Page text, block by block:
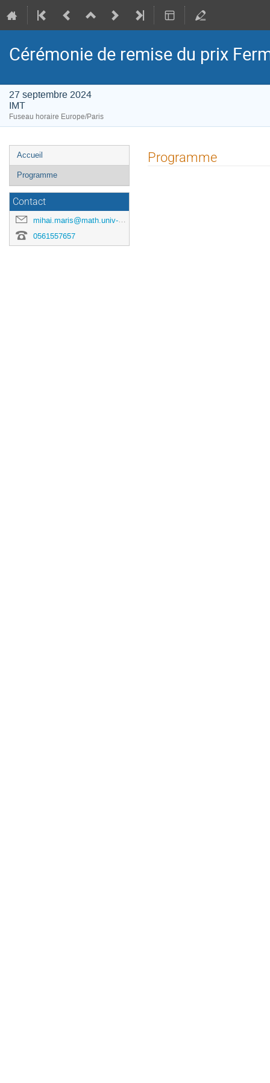
Cérémonie de remise du prix
27 septembre 2024
IMT
Fuseau horaire Europe/Paris
Menu
de
l'événement
Accueil
Programme
Contact
mihai.maris@math.univ-toulouse.fr
0561557657
Programme